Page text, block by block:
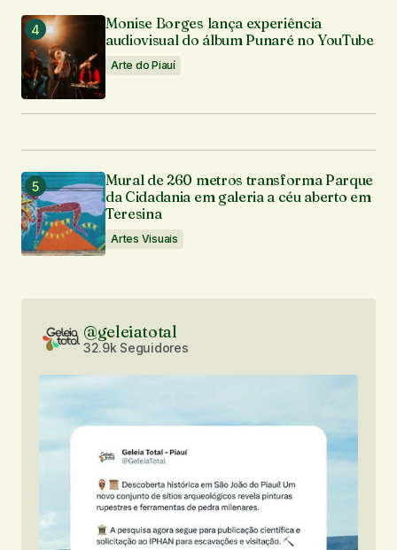
Monise Borges lança experiência
audiovisual do álbum Punaré no YouTube
Arte do Piauí
Mural de 260 metros transforma Parque
da Cidadania em galeria a céu aberto em
Teresina
Artes Visuais
@geleiatotal
32.9k Seguidores